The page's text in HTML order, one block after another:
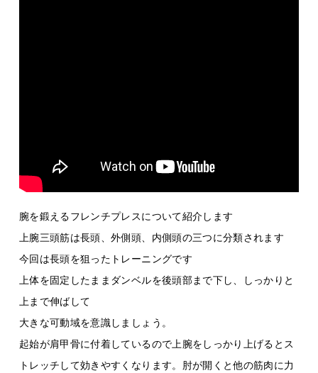
腕を鍛えるフレンチプレスについて紹介します
上腕三頭筋は長頭、外側頭、内側頭の三つに分類されます
今回は長頭を狙ったトレーニングです
上体を固定したままダンベルを後頭部まで下し、しっかりと
上まで伸ばして
大きな可動域を意識しましょう。
起始が肩甲骨に付着しているので上腕をしっかり上げるとス
トレッチして効きやすくなります。肘が開くと他の筋肉に力